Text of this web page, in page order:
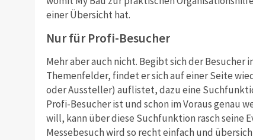
einer Übersicht hat.
Nur für Profi-Besucher
Mehr aber auch nicht. Begibt sich der Besucher
Themenfelder, findet er sich auf einer Seite
oder Aussteller) auflistet, dazu eine
Profi-Besucher ist und schon im Voraus genau
will, kann über diese Suchfunktion rasch seine
Messebesuch wird so recht einfach und